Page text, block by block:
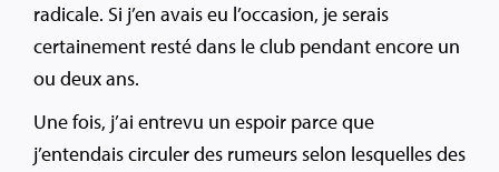
radicale. Si j’en avais eu l’occasion, je serais
certainement resté dans le club pendant encore un
ou deux ans.
Une fois, j’ai entrevu un espoir parce que
j’entendais circuler des rumeurs selon lesquelles des